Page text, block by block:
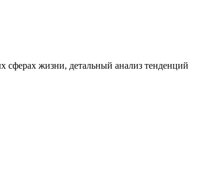
сферах жизни, детальный анализ тенденций